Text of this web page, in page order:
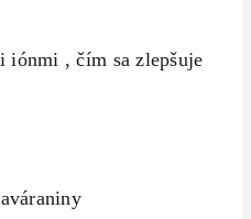
iónmi , čím sa zlepšuje